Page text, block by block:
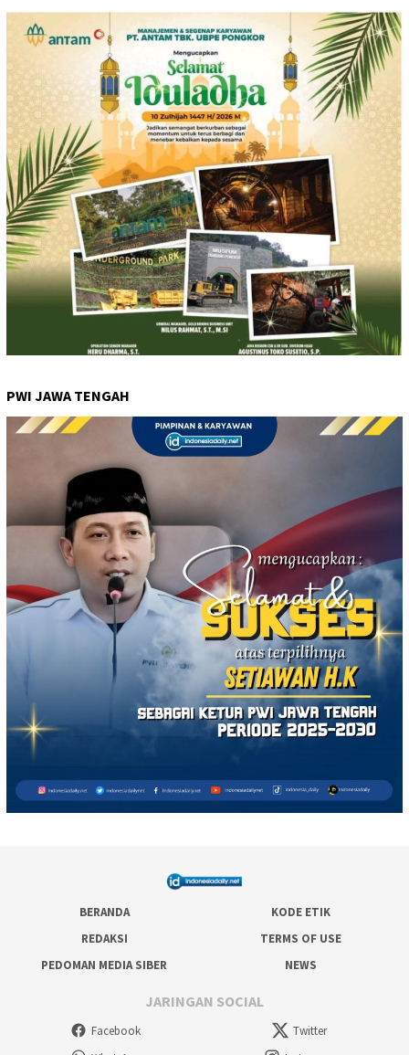
PWI JAWA TENGAH
BERANDA
KODE ETIK
REDAKSI
TERMS OF USE
PEDOMAN MEDIA SIBER
NEWS
JARINGAN SOCIAL
Facebook
Twitter